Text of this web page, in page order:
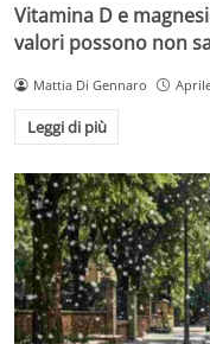
Vitamina D e
valori possono non
Mattia Di Gennaro
Leggi di più